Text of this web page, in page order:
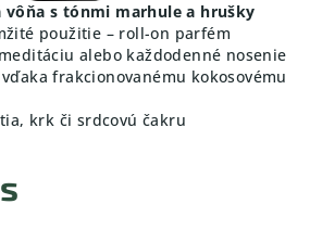
vôňa s tónmi marhule a hrušky
použitie – roll-on parfém
alebo každodenné nosenie
frakcionovanému kokosovému
krk či srdcovú čakru